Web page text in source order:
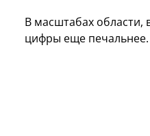
В масштабах области,
цифры еще печальнее.